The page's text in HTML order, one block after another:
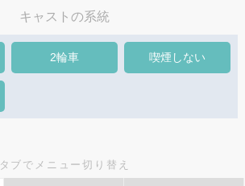
キャストの系統
2輪車 喫煙しない
タブでメニュー切り替え